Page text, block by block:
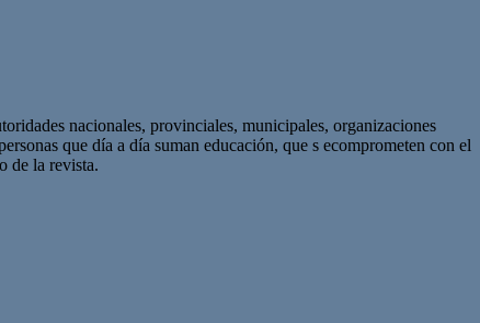
nacionales, provinciales, municipales, organizaciones
que día a día suman educación, que s ecomprometen con el
de la revista.